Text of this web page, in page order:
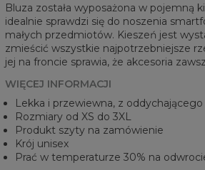
Bluza została wyposażona w pojemną
idealnie sprawdzi się do noszenia
małych przedmiotów. Kieszeń jest
zmieścić wszystkie najpotrzebniejsze
jej na froncie sprawia, że akcesoria
WIĘCEJ INFORMACJI
Lekka i przewiewna, z oddychającego
Rozmiary od XS do 3XL
Produkt szyty na zamówienie
Krój unisex
Prać w temperaturze 30% na